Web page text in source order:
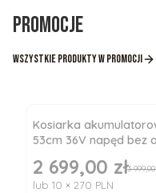
Promocje
Wszystkie produkty w promocji
Kosiarka
53cm 36V napęd bez
Cena promocyjna
2 699,00 zł3 999,00
lub 10 × 270 PLN